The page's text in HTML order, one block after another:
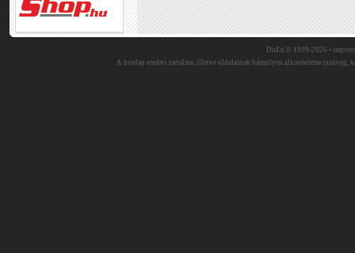
DuEn © 1999-2026 •
A honlap eredeti tartalma, illetve oldalainak bármilyen alkotóeleme (szöveg,